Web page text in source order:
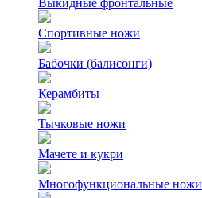
Выкидные фронтальные
Спортивные ножи
Бабочки (балисонги)
Керамбиты
Тычковые ножи
Мачете и кукри
Многофункциональные ножи